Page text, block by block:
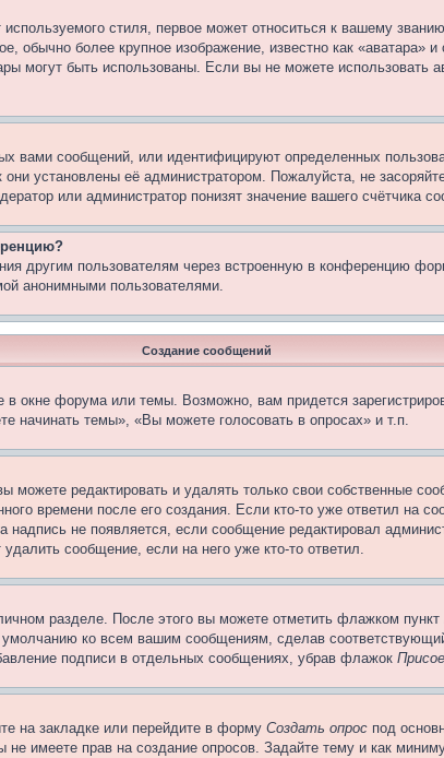
стиля, первое может относиться к вашему
обычно более крупное изображение, известно как «аватара»
могут быть использованы. Если вы не можете
вами сообщений, или идентифицируют определенных
установлены её администратором. Пожалуйста, не
или администратор понизят значение вашего счётчика
другим пользователям через встроенную в конференцию
анонимными пользователями.
Создание сообщений
окне форума или темы. Возможно, вам придется
начинать темы», «Вы можете голосовать в опросах» и т.п.
редактировать и удалять только свои собственные
времени после его создания. Если кто-то уже ответил на
надпись не появляется, если сообщение редактировал
сообщение, если на него уже кто-то ответил.
разделе. После этого вы можете отметить флажком пункт
ко всем вашим сообщениям, сделав
подписи в отдельных сообщениях, убрав флажок
на закладке или перейдите в форму Создать опрос под
имеете прав на создание опросов. Задайте тему и как